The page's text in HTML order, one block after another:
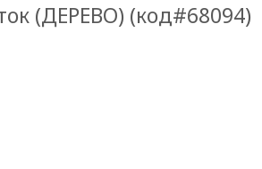
(ДЕРЕВО) (код#68094)